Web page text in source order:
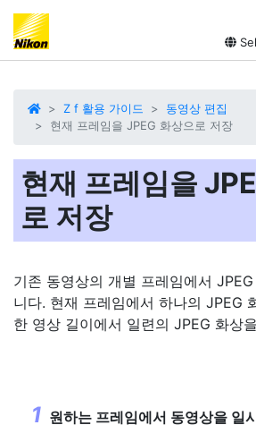
Z f 활용 가이드
동영상 편집
현재 프레임을 JPEG 화상으로 저장
현재 프레임을
로 저장
기존 동영상의 개별 프레임에서
니다. 현재 프레임에서 하나의 JPEG
한 영상 길이에서 일련의 JPEG 화상
원하는 프레임에서 동영상을 일